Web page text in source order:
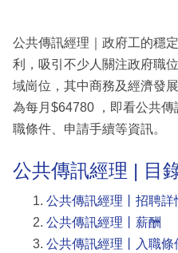
公共傳訊經理｜政府工的穩
利，吸引不少人關注政府職
域崗位，其中商務及經濟發
為每月$64780 ，即看公共
職條件、申請手續等資訊。
公共傳訊經理 | 目
公共傳訊經理丨招聘詳
公共傳訊經理丨薪酬
公共傳訊經理丨入職條